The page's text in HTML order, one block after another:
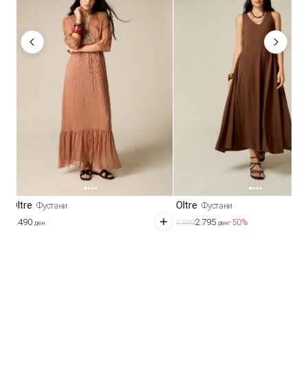
Oltre Фустани
9.490 ден
Oltre Фустани
5.5902.795 ден-50%